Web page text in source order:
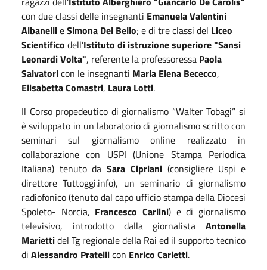
con due classi delle insegnanti Emanuela Valentini
AlbanellieSimona Del Bello; e di tre classi del Liceo
Scientifico dell'Istituto di istruzione superiore "Sansi
Leonardi Volta", referente la professoressa Paola
Salvatoricon le insegnanti Maria Elena Bececco,
Elisabetta Comastri, Laura Lotti.
Il Corso propedeutico di giornalismo “Walter Tobagi” si
è sviluppato in un laboratorio di giornalismo scritto con
seminari sul giornalismo online realizzato in
collaborazione con USPI (Unione Stampa Periodica
Italiana) tenuto daSara Cipriani(consigliere Uspi e
direttore Tuttoggi.info), un seminario di giornalismo
radiofonico (tenuto dal capo ufficio stampa della Diocesi
Spoleto- Norcia, Francesco Carlini) e di giornalismo
televisivo, introdotto dalla giornalista Antonella
Mariettidel Tg regionale della Rai ed il supporto tecnico
di Alessandro Pratellicon Enrico Carletti.